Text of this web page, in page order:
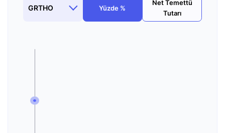
Yüzde %
Net Temettü
Tutarı